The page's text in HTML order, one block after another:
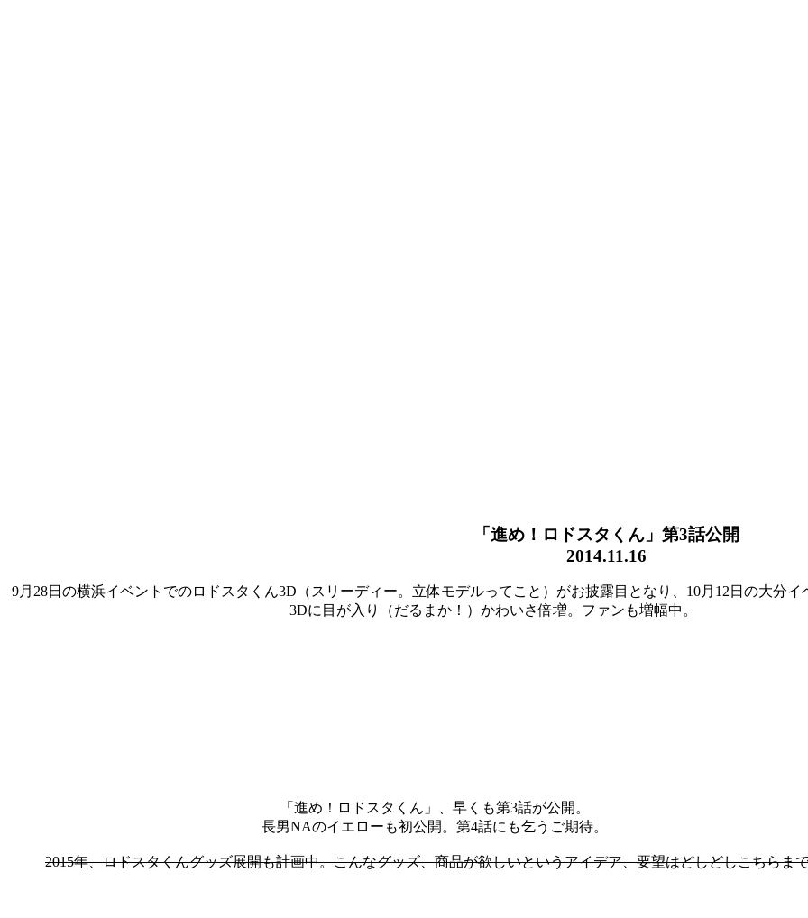
「進め！ロドスタくん」第3話公開
2014.11.16
9月28日の横浜イベントでのロドスタくん3D（スリーディー。立体モデルってこと）がお披露目となり、10月12日の大分
3Dに目が入り（だるまか！）かわいさ倍増。ファンも増幅中。
「進め！ロドスタくん」、早くも第3話が公開。
長男NAのイエローも初公開。第4話にも乞うご期待。
2015年、ロドスタくんグッズ展開も計画中。こんなグッズ、商品が欲しいというアイデア、要望はどしどしこちらま